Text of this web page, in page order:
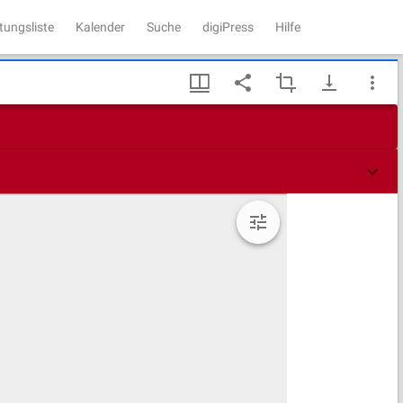
Kalender Suche digiPress Hilfe